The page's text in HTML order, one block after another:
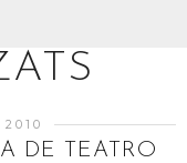
DE TEATRO